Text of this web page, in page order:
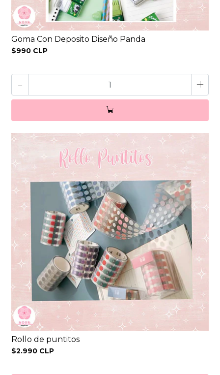
Goma Con Deposito Diseño Panda
$990 CLP
- +
Rollo de puntitos
$2.990 CLP